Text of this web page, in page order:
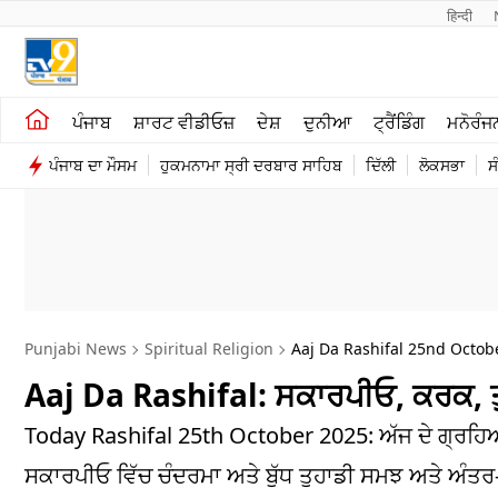
हिन्दी
ਪੰਜਾਬ ਸ਼ਾਰਟ ਵੀਡੀਓਜ਼ ਦੇਸ਼ ਦੁਨੀਆ ਟ੍ਰੈਂਡਿੰਗ
ਪੰਜਾਬ ਦਾ ਮੌਸਮ ਹੁਕਮਨਾਮਾ ਸ੍ਰੀ ਦਰਬਾਰ ਸਾਹਿਬ ਦਿੱਲੀ ਲੋਕਸਭਾ
ਖੇਤੀਬਾੜੀ
ਸ਼ਾਰਟ ਵੀਡੀਓਜ਼
ਮਨੋਰੰਜਨ
Punjabi News Spiritual Religion Aaj Da Rashifal 25nd
Aaj Da Rashifal: ਸਕਾਰਪੀਓ,
Today Rashifal 25th October 2025: ਅੱਜ ਦੇ
ਸਕਾਰਪੀਓ ਵਿੱਚ ਚੰਦਰਮਾ ਅਤੇ ਬੁੱਧ ਤੁਹਾਡੀ ਸਮਝ ਅਤੇ